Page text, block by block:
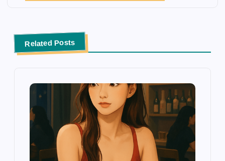
Related Posts